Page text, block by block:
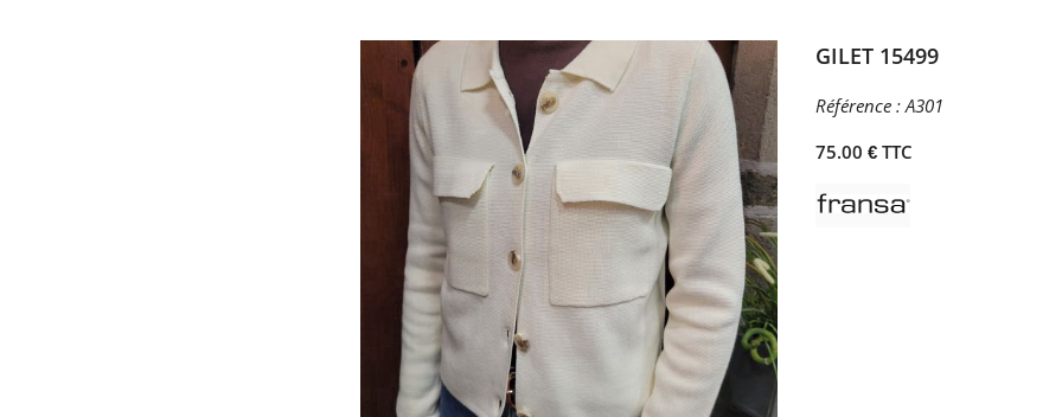
GILET 15499
Référence :A301
75.00 € TTC